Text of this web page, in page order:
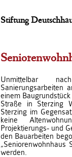
Stiftung
Unmittelbar
Sanierungsarbeiten
einem
Straße in Sterzing
Sterzing im
keine
Projektierungs- und
den Bauarbeiten
„Seniorenwohnhaus
werden.